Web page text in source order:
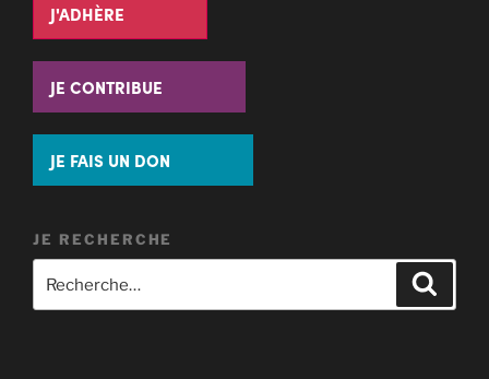
J'ADHÈRE
JE CONTRIBUE
JE FAIS UN DON
JE RECHERCHE